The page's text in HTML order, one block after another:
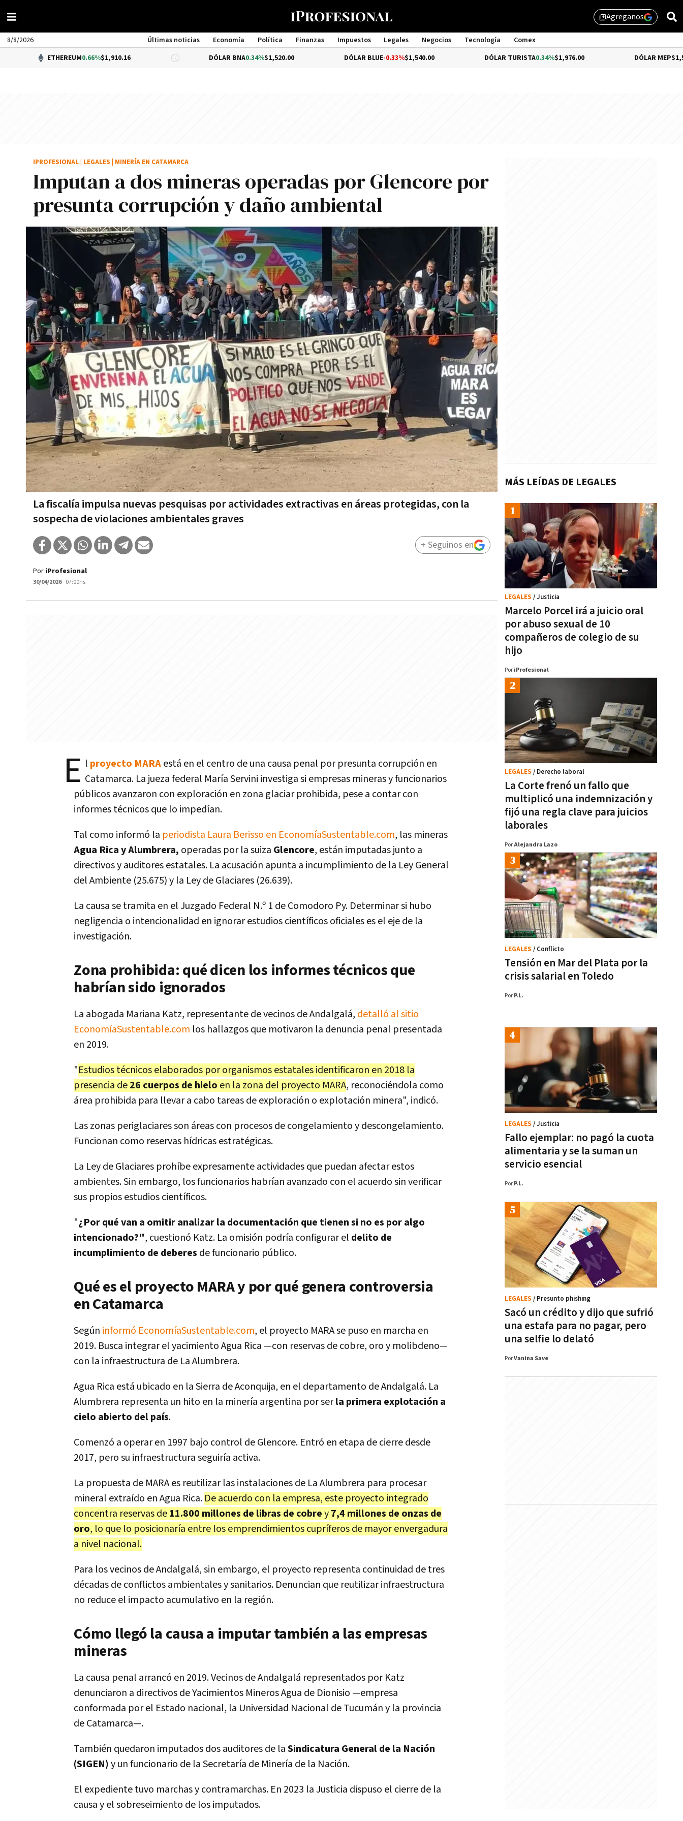
library_addAgreganos
8/8/2026 Últimas noticias Economía Política Finanzas Impuestos Legales Negocios Tecnología
Comex
Management
ETHEREUM 0.66%$1,910.16 DÓLAR BNA 0.34%$1,520.00 DÓLAR BLUE-0.33%$1,540.00 DÓLAR TURISTA0.34%$1,976.00 DÓLAR MEP$1,510.79
Imputan a dos mineras operadas por Glencore por
presunta corrupción y daño ambiental
La fiscalía impulsa nuevas pesquisas por actividades extractivas en áreas protegidas, con la
sospecha de violaciones ambientales graves
IPROFESIONAL LEGALES MINERÍA EN CATAMARCA
Por iProfesional
30/04/2026- 07:00hs
+ Seguinos en
E l proyecto MARAestá en el centro de una causa penal por presunta corrupción en
Catamarca. La jueza federal María Servini investiga si empresas mineras y funcionarios
públicos avanzaron con exploración en zona glaciar prohibida, pese a contar con
informes técnicos que lo impedían.
Tal como informó la periodista Laura Berisso en EconomíaSustentable.com, las mineras
Agua Rica y Alumbrera, operadas por la suiza Glencore, están imputadas junto a
directivos y auditores estatales. La acusación apunta a incumplimiento de la Ley General
del Ambiente (25.675) y la Ley de Glaciares (26.639).
La causa se tramita en el Juzgado Federal N.º 1 de Comodoro Py. Determinar si hubo
negligencia o intencionalidad en ignorar estudios científicos oficiales es el eje de la
investigación.
Zona prohibida: qué dicen los informes técnicos que
habrían sido ignorados
La abogada Mariana Katz, representante de vecinos de Andalgalá, detalló al sitio
EconomíaSustentable.com los hallazgos que motivaron la denuncia penal presentada
en 2019.
"Estudios técnicos elaborados por organismos estatales identificaron en 2018 la
presencia de26 cuerpos de hielo en la zona del proyecto MARA, reconociéndola como
área prohibida para llevar a cabo tareas de exploración o explotación minera", indicó.
Las zonas periglaciares son áreas con procesos de congelamiento y descongelamiento.
Funcionan como reservas hídricas estratégicas.
La Ley de Glaciares prohíbe expresamente actividades que puedan afectar estos
ambientes. Sin embargo, los funcionarios habrían avanzado con el acuerdo sin verificar
sus propios estudios científicos.
"¿Por qué van a omitir analizar la documentación que tienen si no es por algo
intencionado?", cuestionó Katz. La omisión podría configurar el delito de
incumplimiento de deberes de funcionario público.
Qué es el proyecto MARA y por qué genera controversia
en Catamarca
Según informó EconomíaSustentable.com, el proyecto MARA se puso en marcha en
2019. Busca integrar el yacimiento Agua Rica —con reservas de cobre, oro y molibdeno—
con la infraestructura de La Alumbrera.
Agua Rica está ubicado en la Sierra de Aconquija, en el departamento de Andalgalá. La
Alumbrera representa un hito en la minería argentina por serla primera explotación a
cielo abierto del país.
Comenzó a operar en 1997 bajo control de Glencore. Entró en etapa de cierre desde
2017, pero su infraestructura seguiría activa.
La propuesta de MARA es reutilizar las instalaciones de La Alumbrera para procesar
mineral extraído en Agua Rica. De acuerdo con la empresa, este proyecto integrado
concentra reservas de11.800 millones de libras de cobrey7,4 millones de onzas de
oro, lo que lo posicionaría entre los emprendimientos cupríferos de mayor envergadura
a nivel nacional.
Para los vecinos de Andalgalá, sin embargo, el proyecto representa continuidad de tres
décadas de conflictos ambientales y sanitarios. Denuncian que reutilizar infraestructura
no reduce el impacto acumulativo en la región.
Cómo llegó la causa a imputar también a las empresas
mineras
La causa penal arrancó en 2019. Vecinos de Andalgalá representados por Katz
denunciaron a directivos de Yacimientos Mineros Agua de Dionisio —empresa
conformada por el Estado nacional, la Universidad Nacional de Tucumán y la provincia
de Catamarca—.
También quedaron imputados dos auditores de laSindicatura General de la Nación
(SIGEN)y un funcionario de la Secretaría de Minería de la Nación.
El expediente tuvo marchas y contramarchas. En 2023 la Justicia dispuso el cierre de la
causa y el sobreseimiento de los imputados.
MÁS LEÍDAS DE LEGALES
Marcelo Porcel irá a juicio oral
por abuso sexual de 10
compañeros de colegio de su
hijo
LEGALES / Justicia
Por iProfesional
La Corte frenó un fallo que
multiplicó una indemnización y
fijó una regla clave para juicios
laborales
LEGALES / Derecho laboral
PorAlejandra Lazo
Tensión en Mar del Plata por la
crisis salarial en Toledo
LEGALES / Conflicto
Por P.L.
Fallo ejemplar: no pagó la cuota
alimentaria y se la suman un
servicio esencial
LEGALES / Justicia
Por P.L.
Sacó un crédito y dijo que sufrió
una estafa para no pagar, pero
una selfie lo delató
LEGALES / Presunto phishing
PorVanina Save